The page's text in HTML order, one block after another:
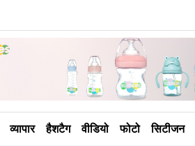
व्यापार हैशटैग वीडियो फोटो सिटीजन